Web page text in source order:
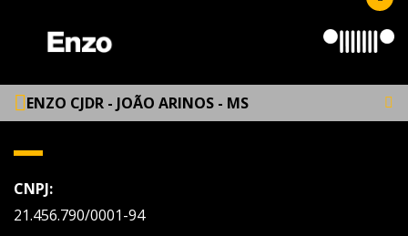
ENZO CJDR - JOÃO ARINOS - MS
CNPJ:
21.456.790/0001-94